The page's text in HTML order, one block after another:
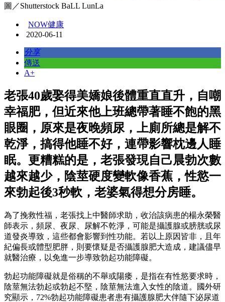
圖／Shutterstock BaLL LunLa
NOW健康
2020-06-11
分享
傳送
A+
老張40歲娶得美嬌娘後體重直直升，自嘲
幸福肥，但近來他上班總帶著睡不飽的黑
眼圈，原來是夜晚頻尿，上廁所總是解不
乾淨，搞得他睡不好，連帶影響枕邊人睡
眠。更糟糕的是，老張發現自己晨勃次數
越來越少，陰莖硬度變軟像香蕉，性慾一
來勃起後3秒軟，老婆氣得想分房睡。
為了挽救性福，老張找上中醫師求助，收治該病患的楊永榮醫
師表示，頻尿、夜尿、尿解不乾淨，可能是攝護腺或膀胱或尿
道發炎導致，這些都會影響到性功能。若以上原因皆非，且年
紀偏長或體型肥胖，則要懷疑是否攝護腺肥大造成，建議儘早
就醫治療，以免進一步導致勃起功能障礙。
勃起功能障礙就是俗稱的不舉或陽痿，是指在有性慾要求時，
陰莖無法勃起或勃起不堅，陰莖無法進入女性的陰道。國外研
究顯示，72%勃起功能障礙患者患有攝護腺肥大伴隨下泌尿道